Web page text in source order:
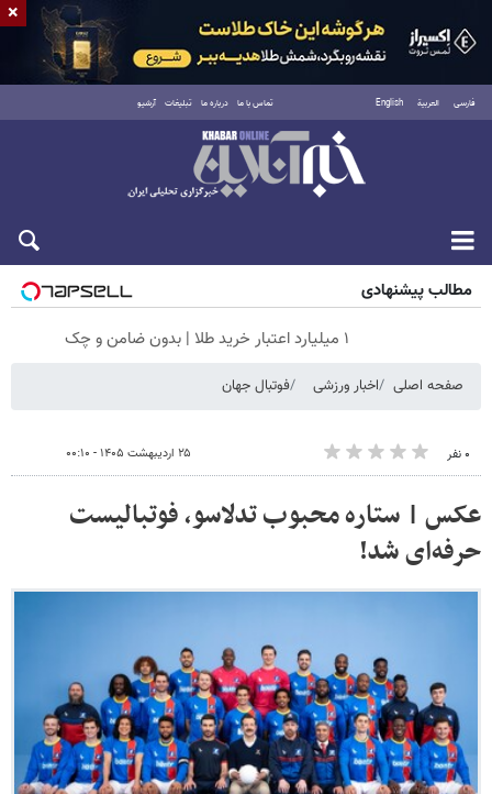
فارسی العربية English تماس با ما درباره ما تبلیغات آرشیو
جمعه ۱۶ مرداد ۱۴۰۵
مطالب پیشنهادی
۱ میلیارد اعتبار خرید طلا | بدون ضامن و چک
صفحه اصلی اخبار ورزشی فوتبال جهان
۰ نفر ۲۵ اردیبهشت ۱۴۰۵ - ۰۰:۱۰
عکس | ستاره محبوب تدلاسو، فوتبالیست
حرفه‌ای شد!
×